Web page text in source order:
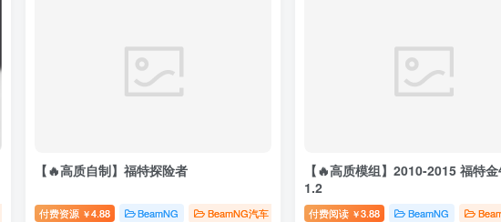
【🔥高质自制】福特探险者
付费资源 ￥4.88 BeamNG BeamNG汽车
【🔥高质模组】2010-2015 福特
1.2
付费阅读 ￥3.88 BeamNG